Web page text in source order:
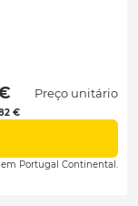
€
Preço unitário
em Portugal Continental.